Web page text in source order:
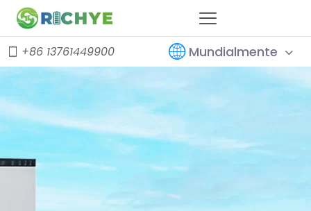
+86 13761449900 Mundialmente